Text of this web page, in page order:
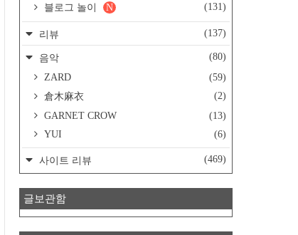
블로그 놀이
(131)
N
리뷰 (137)
음악
(80)
ZARD
(59)
倉木麻衣
(2)
GARNET CROW
(13)
YUI
(6)
사이트 리뷰 (469)
글보관함